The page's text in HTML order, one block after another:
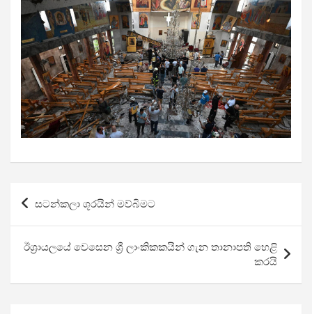
Post
navigation
සටන්කලා ශූරයින් මව්බිමට
ඊශ්‍රායලයේ වෙසෙන ශ්‍රී ලාංකිකකයින් ගැන තානාපති හෙළි
කරයි